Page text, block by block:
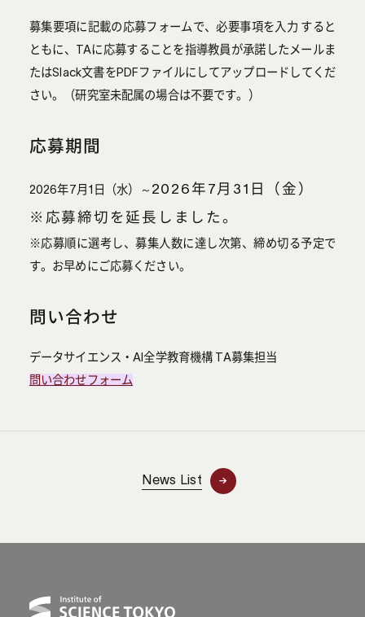
募集要項に記載の応募フォームで、必要事項を入力 すると
ともに、TAに応募することを指導教員が承諾したメールま
たはSlack文書をPDFファイルにしてアップロードしてくだ
さい。（研究室未配属の場合は不要です。）
応募期間
2026年7月1日（水）～ 2026年7月31日（金）
※応募締切を延長しました。
※応募順に選考し、募集人数に達し次第、締め切る予定で
す。お早めにご応募ください。
問い合わせ
データサイエンス・AI全学教育機構 TA募集担当
問い合わせフォーム
News List